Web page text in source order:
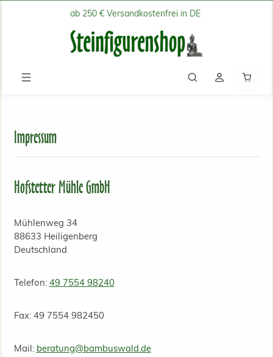
Zum Hauptinhalt springenab 250 € Versandkostenfrei in DE
Impressum
Hofstetter Mühle GmbH
Mühlenweg 34
88633 Heiligenberg
Deutschland
Telefon: 49 7554 98240
Fax: 49 7554 982450
Mail: beratung@bambuswald.de